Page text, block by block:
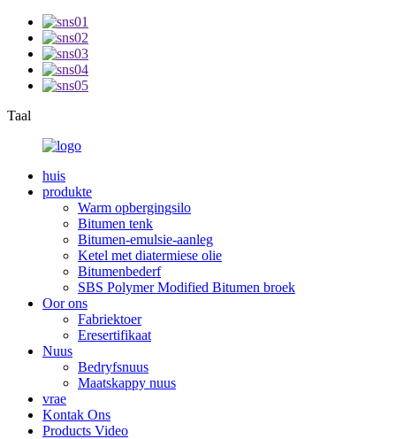
Taal
huis
produkte
Warm opbergingsilo
Bitumen tenk
Bitumen-emulsie-aanleg
Ketel met diatermiese olie
Bitumenbederf
SBS Polymer Modified Bitumen broek
Oor ons
Fabriektoer
Eresertifikaat
Nuus
Bedryfsnuus
Maatskappy nuus
vrae
Kontak Ons
Products Video